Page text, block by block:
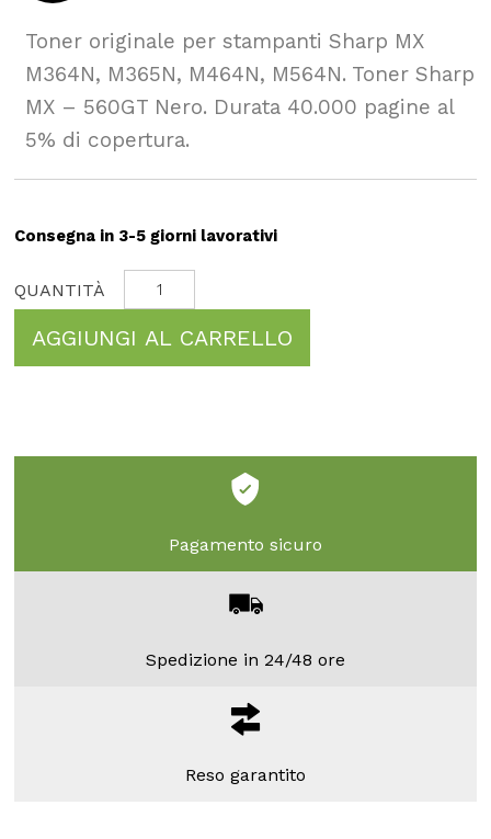
Toner originale per stampanti Sharp MX
M364N, M365N, M464N, M564N. Toner Sharp
MX – 560GT Nero. Durata 40.000 pagine al
5% di copertura.
Consegna in 3-5 giorni lavorativi
AGGIUNGI AL CARRELLO
Pagamento sicuro
Spedizione in 24/48 ore
Reso garantito